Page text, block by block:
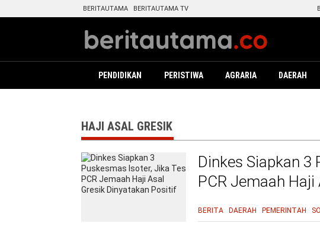
BERITAUTAMA BERITAUTAMA TV
PENDIDIKAN PERISTIWA AGRARIA DAERAH
HAJI ASAL GRESIK
Dinkes Siapkan 3
PCR Jemaah
BERITA DAERAH PEMERINTAH